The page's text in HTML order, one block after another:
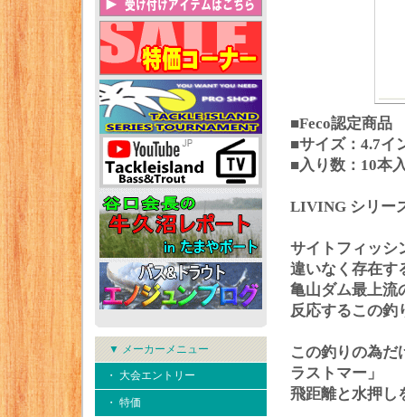
▼ メーカーメニュー
・ 大会エントリー
・ 特価
■Feco認定商品
■サイズ：4.7イ
■入り数：10本
LIVING シリー
サイトフィッシ
違いなく存在す
亀山ダム最上流
反応するこの釣
この釣りの為だ
ラストマー」
飛距離と水押し